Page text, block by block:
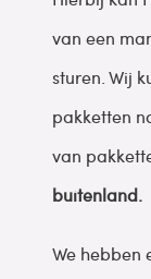
van een
sturen. Wij
pakketten
van
buitenland.
We hebben